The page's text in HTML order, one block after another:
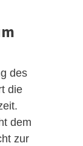
des
die
dem
zur